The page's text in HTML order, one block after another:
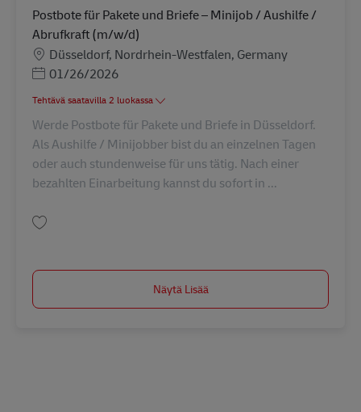
Postbote für Pakete und Briefe – Minijob / Aushilfe /
Abrufkraft (m/w/d)
SijaintiDüsseldorf, Nordrhein-Westfalen, Germany
Posted Date
01/26/2026
Tehtävä saatavilla 2 luokassa
Werde Postbote für Pakete und Briefe in Düsseldorf.
Als Aushilfe / Minijobber bist du an einzelnen Tagen
oder auch stundenweise für uns tätig. Nach einer
bezahlten Einarbeitung kannst du sofort in ...
Näytä Lisää